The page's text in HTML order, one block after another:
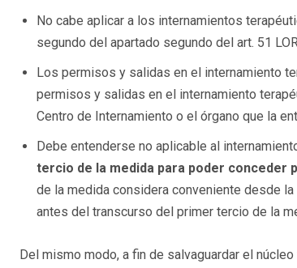
No cabe aplicar a los internamientos
segundo del apartado segundo del art. 51
Los permisos y salidas en el internamiento
permisos y salidas en el internamiento
Centro de Internamiento o el órgano que la
Debe entenderse no aplicable al
tercio de la medida para poder conceder
de la medida considera conveniente desde
antes del transcurso del primer tercio de la
Del mismo modo, a fin de salvaguardar el